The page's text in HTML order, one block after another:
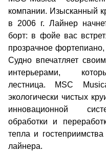
компании. Изысканный
в 2006 г. Лайнер
борт: в фойе вас
прозрачное
Судно впечатляет
интерьерами,
лестница. MSC
экологически чистых
инновационной
обработки и
тепла и
лайнера.